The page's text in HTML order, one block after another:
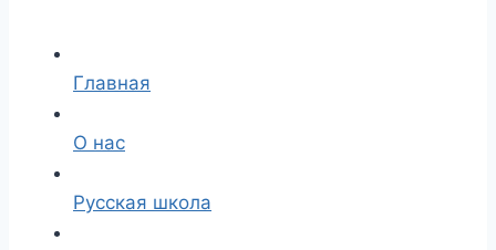
Главная
О нас
Русская школа